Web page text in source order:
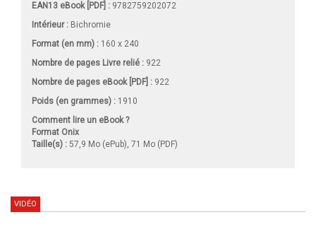
EAN13 eBook [PDF] : 9782759202072
Intérieur : Bichromie
Format (en mm) : 160 x 240
Nombre de pages Livre relié : 922
Nombre de pages eBook [PDF] : 922
Poids (en grammes) : 1910
Comment lire un eBook ?
Format Onix
Taille(s) : 57,9 Mo (ePub), 71 Mo (PDF)
VIDÉO